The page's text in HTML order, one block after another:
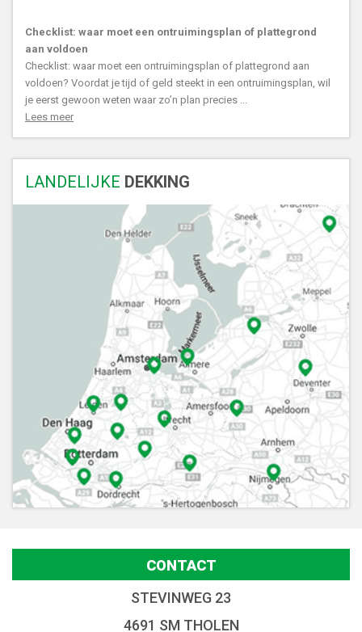
Checklist: waar moet een ontruimingsplan of plattegrond
aan voldoen
Checklist: waar moet een ontruimingsplan of plattegrond aan
voldoen? Voordat je tijd of geld steekt in een ontruimingsplan, wil
je eerst gewoon weten waar zo’n plan precies ...
Lees meer
LANDELIJKE DEKKING
CONTACT
STEVINWEG 23
4691 SM THOLEN